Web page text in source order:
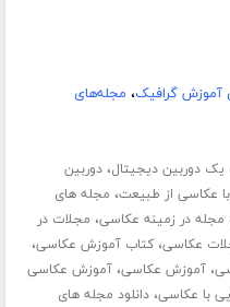
آموزش گرافیک، مجله‌های
یک دوربین دیجیتال،دوربین
عکاسی از طبیعت، مجله های
مجله در زمینه عکاسی، مجلات در
عکاسی،کتاب آموزش عکاسی،
،آموزش عکاسی،آموزش عکاسی
با عکاسی،دانلود مجله های